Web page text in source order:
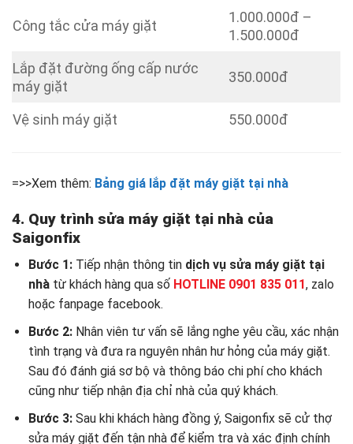
Công tắc cửa máy giặt
1.000.000đ –
1.500.000đ
Lắp đặt đường ống cấp nước
máy giặt
350.000đ
Vệ sinh máy giặt 550.000đ
=>>Xem thêm: Bảng giá lắp đặt máy giặt tại nhà
4. Quy trình sửa máy giặt tại nhà của
Saigonfix
Bước 1:Tiếp nhận thông tindịch vụ sửa máy giặt tại
nhà từ khách hàng qua số HOTLINE 0901 835 011, zalo
hoặc fanpage facebook.
Bước 2:Nhân viên tư vấn sẽ lắng nghe yêu cầu, xác nhận
tình trạng và đưa ra nguyên nhân hư hỏng của máy giặt.
Sau đó đánh giá sơ bộ và thông báo chi phí cho khách
cũng như tiếp nhận địa chỉ nhà của quý khách.
Bước 3:Sau khi khách hàng đồng ý, Saigonfix sẽ cử thợ
sửa máy giặt đến tận nhà để kiểm tra và xác định chính